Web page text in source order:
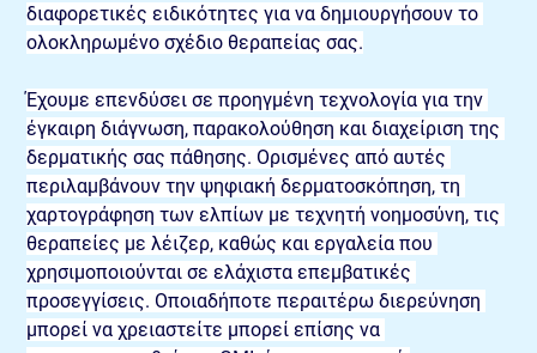
διαφορετικές ειδικότητες για να δημιουργήσουν το
ολοκληρωμένο σχέδιο θεραπείας σας.
Έχουμε επενδύσει σε προηγμένη τεχνολογία για την
έγκαιρη διάγνωση, παρακολούθηση και διαχείριση της
δερματικής σας πάθησης. Ορισμένες από αυτές
περιλαμβάνουν την ψηφιακή δερματοσκόπηση, τη
χαρτογράφηση των ελπίων με τεχνητή νοημοσύνη, τις
θεραπείες με λέιζερ, καθώς και εργαλεία που
χρησιμοποιούνται σε ελάχιστα επεμβατικές
προσεγγίσεις. Οποιαδήποτε περαιτέρω διερεύνηση
μπορεί να χρειαστείτε μπορεί επίσης να